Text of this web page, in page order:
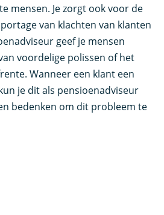
mensen. Je zorgt ook voor de
van klachten van klanten
geef je mensen
voordelige polissen of het
Wanneer een klant een
je dit als pensioenadviseur
bedenken om dit probleem te